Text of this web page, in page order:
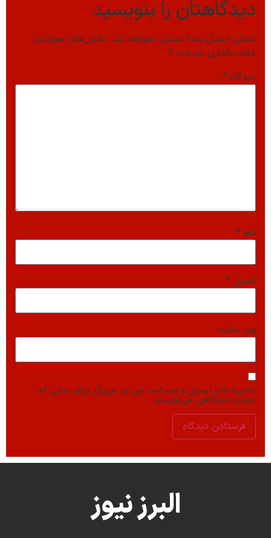
دیدگاهتان را بنویسید
نشانی ایمیل شما منتشر نخواهد شد. بخش‌های موردنیاز
علامت‌گذاری شده‌اند *
دیدگاه *
نام *
ایمیل *
وب‌ سایت
ذخیره نام، ایمیل و وبسایت من در مرورگر برای زمانی که
دوباره دیدگاهی می‌نویسم.
البرز نیوز